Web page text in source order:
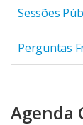
Sessões
Perguntas
Agenda